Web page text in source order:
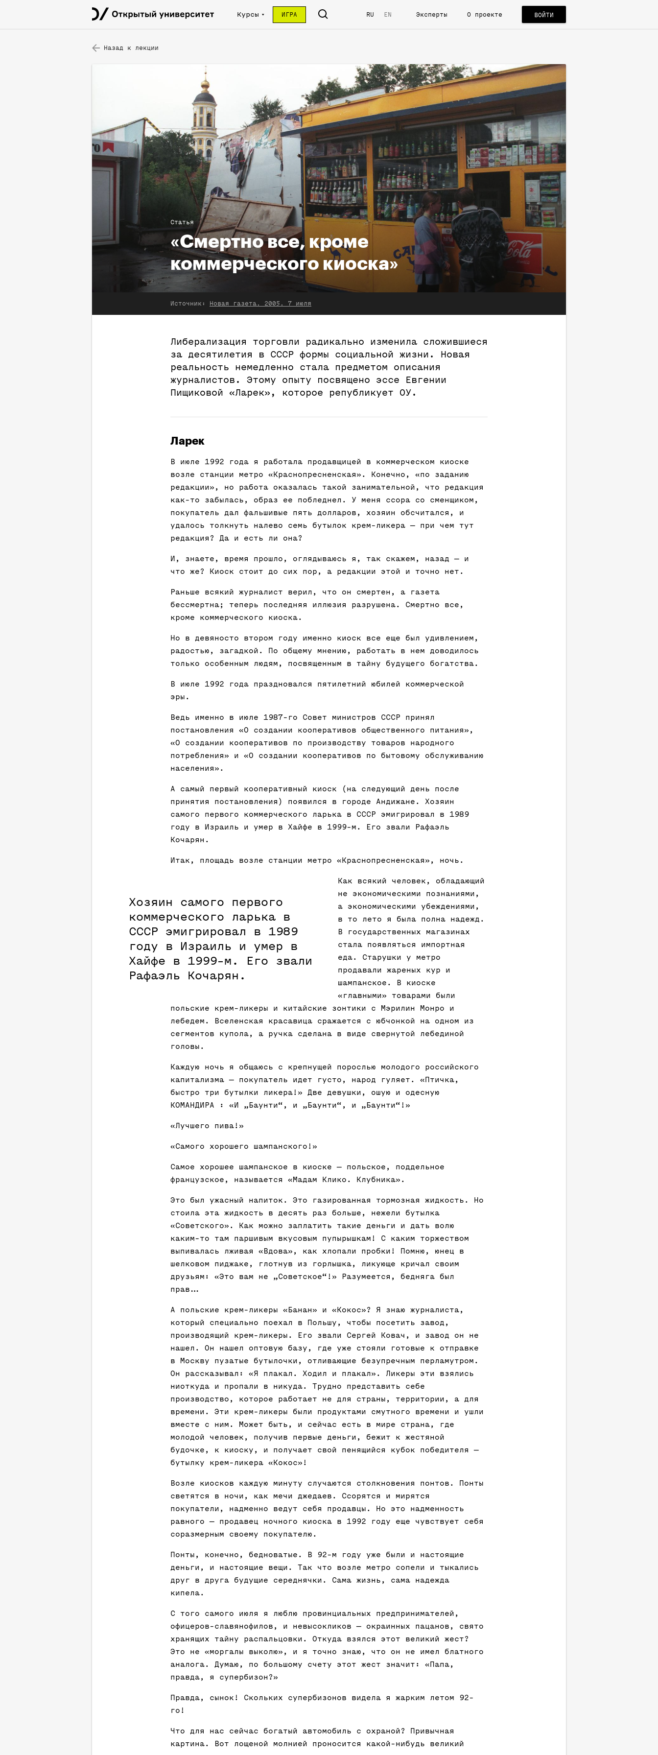
Курсы ИГРА RU EN Эксперты О проекте ВОЙТИ
Назад к лекции
Статья
«Смертно все, кроме
коммерческого киоска»
Источник: Новая газета. 2005. 7 июля
Либерализация торговли радикально изменила сложившиеся
за десятилетия в СССР формы социальной жизни. Новая
реальность немедленно стала предметом описания
журналистов. Этому опыту посвящено эссе Евгении
Пищиковой «Ларек», которое републикует ОУ.
Ларек
В июле 1992 года я работала продавщицей в коммерческом киоске
возле станции метро «Краснопресненская». Конечно, «по заданию
редакции», но работа оказалась такой занимательной, что редакция
как-то забылась, образ ее побледнел. У меня ссора со сменщиком,
покупатель дал фальшивые пять долларов, хозяин обсчитался, и
удалось толкнуть налево семь бутылок крем-ликера — при чем тут
редакция? Да и есть ли она?
И, знаете, время прошло, оглядываюсь я, так скажем, назад — и
что же? Киоск стоит до сих пор, а редакции этой и точно нет.
Раньше всякий журналист верил, что он смертен, а газета
бессмертна; теперь последняя иллюзия разрушена. Смертно все,
кроме коммерческого киоска.
Но в девяносто втором году именно киоск все еще был удивлением,
радостью, загадкой. По общему мнению, работать в нем доводилось
только особенным людям, посвященным в тайну будущего богатства.
В июле 1992 года праздновался пятилетний юбилей коммерческой
эры.
Ведь именно в июле 1987-го Совет министров СССР принял
постановления «О создании кооперативов общественного питания»,
«О создании кооперативов по производству товаров народного
потребления» и «О создании кооперативов по бытовому обслуживанию
населения».
А самый первый кооперативный киоск (на следующий день после
принятия постановления) появился в городе Андижане. Хозяин
самого первого коммерческого ларька в СССР эмигрировал в 1989
году в Израиль и умер в Хайфе в 1999-м. Его звали Рафаэль
Кочарян.
Итак, площадь возле станции метро «Краснопресненская», ночь.
Хозяин самого первого
коммерческого ларька в
СССР эмигрировал в 1989
году в Израиль и умер в
Хайфе в 1999-м. Его звали
Рафаэль Кочарян.
Как всякий человек, обладающий
не экономическими познаниями,
а экономическими убеждениями,
в то лето я была полна надежд.
В государственных магазинах
стала появляться импортная
еда. Старушки у метро
продавали жареных кур и
шампанское. В киоске
«главными» товарами были
польские крем-ликеры и китайские зонтики с Мэрилин Монро и
лебедем. Вселенская красавица сражается с юбчонкой на одном из
сегментов купола, а ручка сделана в виде свернутой лебединой
головы.
Каждую ночь я общаюсь с крепнущей порослью молодого российского
капитализма — покупатель идет густо, народ гуляет. «Птичка,
быстро три бутылки ликера!» Две девушки, ошую и одесную
КОМАНДИРА : «И „Баунти“, и „Баунти“, и „Баунти“!»
«Лучшего пива!»
«Самого хорошего шампанского!»
Самое хорошее шампанское в киоске — польское, поддельное
французское, называется «Мадам Клико. Клубника».
Это был ужасный напиток. Это газированная тормозная жидкость. Но
стоила эта жидкость в десять раз больше, нежели бутылка
«Советского». Как можно заплатить такие деньги и дать волю
каким-то там паршивым вкусовым пупырышкам! С каким торжеством
выпивалась лживая «Вдова», как хлопали пробки! Помню, юнец в
шелковом пиджаке, глотнув из горлышка, ликующе кричал своим
друзьям: «Это вам не „Советское“!» Разумеется, бедняга был
прав…
А польские крем-ликеры «Банан» и «Кокос»? Я знаю журналиста,
который специально поехал в Польшу, чтобы посетить завод,
производящий крем-ликеры. Его звали Сергей Ковач, и завод он не
нашел. Он нашел оптовую базу, где уже стояли готовые к отправке
в Москву пузатые бутылочки, отливающие безупречным перламутром.
Он рассказывал: «Я плакал. Ходил и плакал». Ликеры эти взялись
ниоткуда и пропали в никуда. Трудно представить себе
производство, которое работает не для страны, территории, а для
времени. Эти крем-ликеры были продуктами смутного времени и ушли
вместе с ним. Может быть, и сейчас есть в мире страна, где
молодой человек, получив первые деньги, бежит к жестяной
будочке, к киоску, и получает свой пенящийся кубок победителя —
бутылку крем-ликера «Кокос»!
Возле киосков каждую минуту случаются столкновения понтов. Понты
светятся в ночи, как мечи джедаев. Ссорятся и мирятся
покупатели, надменно ведут себя продавцы. Но это надменность
равного — продавец ночного киоска в 1992 году еще чувствует себя
соразмерным своему покупателю.
Понты, конечно, бедноватые. В 92-м году уже были и настоящие
деньги, и настоящие вещи. Так что возле метро сопели и тыкались
друг в друга будущие середнячки. Сама жизнь, сама надежда
кипела.
С того самого июля я люблю провинциальных предпринимателей,
офицеров-славянофилов, и невысокликов — окраинных пацанов, свято
хранящих тайну распальцовки. Откуда взялся этот великий жест?
Это не «моргалы выколю», и я точно знаю, что он не имел блатного
аналога. Думаю, по большому счету этот жест значит: «Папа,
правда, я супербизон?»
Правда, сынок! Скольких супербизонов видела я жарким летом 92-
го!
Что для нас сейчас богатый автомобиль с охраной? Привычная
картина. Вот лощеной молнией проносится какой-нибудь великий